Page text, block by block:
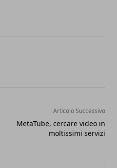
Articolo Successivo
MetaTube, cercare video in
moltissimi servizi